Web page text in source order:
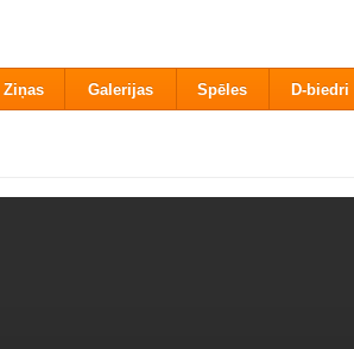
Ziņas Galerijas Spēles D-biedri